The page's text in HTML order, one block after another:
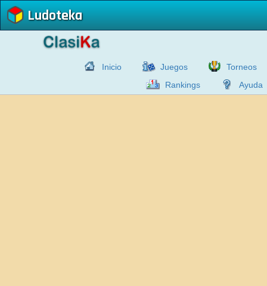
Ludoteka
Inicio Juegos
Torneos
Rankings
Ayuda